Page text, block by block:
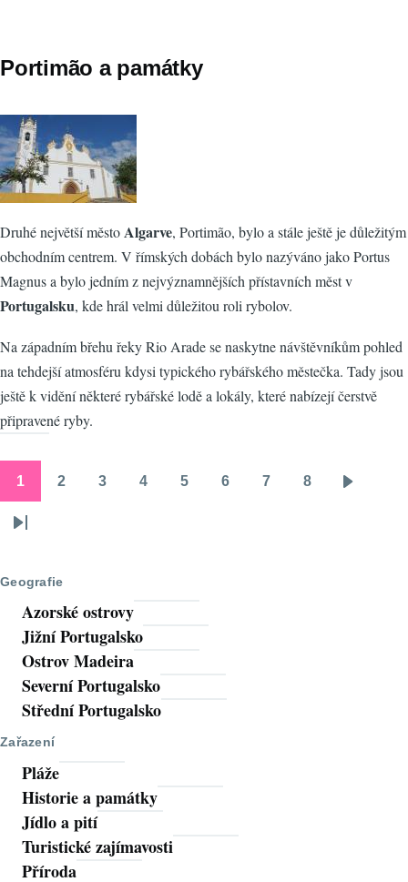
Portimão a památky
Druhé největší městoAlgarve, Portimão, bylo a stále ještě je důležitým
obchodním centrem. V římských dobách bylo nazýváno jako Portus
Magnus a bylo jedním z nejvýznamnějších přístavních měst v
Portugalsku, kde hrál velmi důležitou roli rybolov.
Na západním břehu řeky Rio Arade se naskytne návštěvníkům pohled
na tehdejší atmosféru kdysi typického rybářského městečka. Tady jsou
ještě k vidění některé rybářské lodě a lokály, které nabízejí čerstvě
připravené ryby.
1 2 3 4 5 6 7
Stránka
8
Poslední
Geografie
Azorské ostrovy
Jižní Portugalsko
Ostrov Madeira
Severní Portugalsko
Střední Portugalsko
Zařazení
Pláže
Historie a památky
Jídlo a pití
Turistické zajímavosti
Příroda